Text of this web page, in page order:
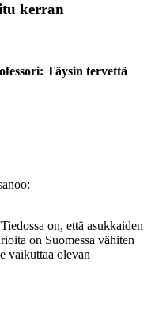
kerran
Täysin tervettä
on, että asukkaiden
on Suomessa vähiten
vaikuttaa olevan